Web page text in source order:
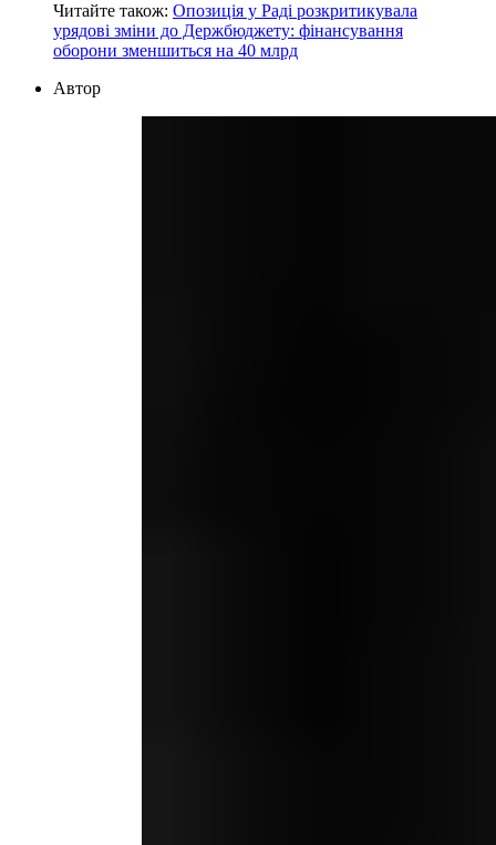
Читайте також: Опозиція у Раді розкритикувала
урядові зміни до Держбюджету: фінансування
оборони зменшиться на 40 млрд
Автор